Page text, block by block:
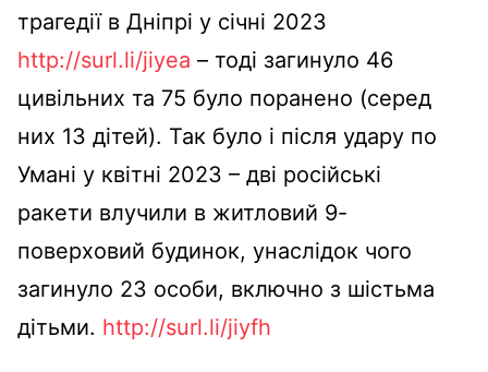
трагедії в Дніпрі у січні 2023
http://surl.li/jiyea – тоді загинуло 46
цивільних та 75 було поранено (серед
них 13 дітей). Так було і після удару по
Умані у квітні 2023 – дві російські
ракети влучили в житловий 9-
поверховий будинок, унаслідок чого
загинуло 23 особи, включно з шістьма
дітьми. http://surl.li/jiyfh